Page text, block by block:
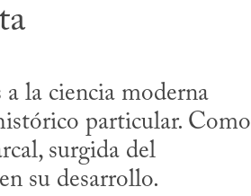
a la ciencia moderna
particular. Como
surgida del
su desarrollo.